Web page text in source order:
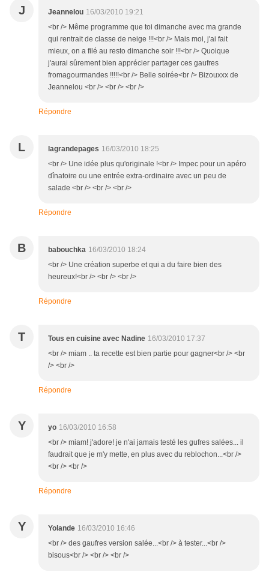
J Jeannelou 16/03/2010 19:21
<br /> Même programme que toi dimanche avec ma grande
qui rentrait de classe de neige !!!<br /> Mais moi, j'ai fait
mieux, on a filé au resto dimanche soir !!!<br /> Quoique
j'aurai sûrement bien apprécier partager ces gaufres
fromagourmandes !!!!!<br /> Belle soirée<br /> Bizouxxx de
Jeannelou <br /> <br /> <br />
Répondre
L lagrandepages 16/03/2010 18:25
<br /> Une idée plus qu'originale !<br /> Impec pour un apéro
dînatoire ou une entrée extra-ordinaire avec un peu de
salade <br /> <br /> <br />
Répondre
B babouchka 16/03/2010 18:24
<br /> Une création superbe et qui a du faire bien des
heureux!<br /> <br /> <br />
Répondre
T Tous en cuisine avec Nadine 16/03/2010 17:37
<br /> miam .. ta recette est bien partie pour gagner<br /> <br
/> <br />
Répondre
Y yo 16/03/2010 16:58
<br /> miam! j'adore! je n'ai jamais testé les gufres salées... il
faudrait que je m'y mette, en plus avec du reblochon...<br />
<br /> <br />
Répondre
Y Yolande 16/03/2010 16:46
<br /> des gaufres version salée...<br /> à tester...<br />
bisous<br /> <br /> <br />